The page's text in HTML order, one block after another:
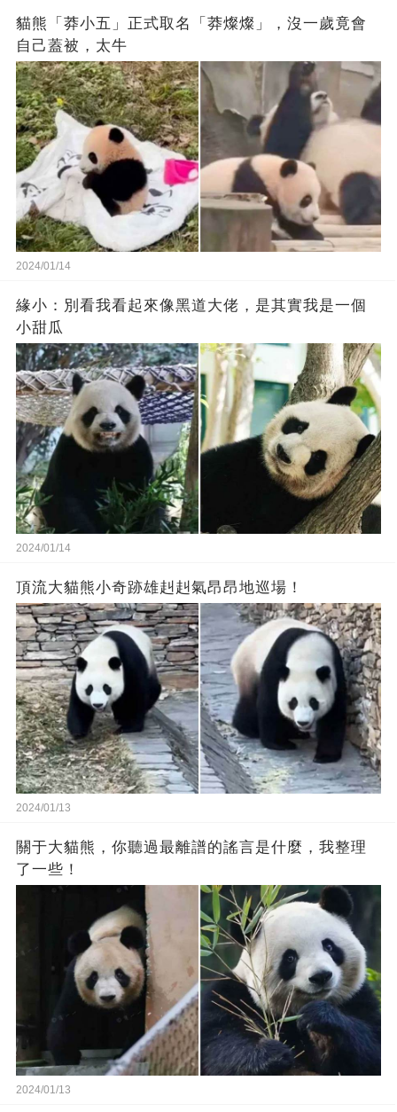
貓熊「莽小五」正式取名「莽燦燦」，沒一歲竟會
自己蓋被，太牛
2024/01/14
緣小：別看我看起來‬像‬黑道‬大佬‬，是其實我是一個
小甜瓜‬
2024/01/14
頂流大貓熊小奇跡雄赳赳氣昂昂地巡場！
2024/01/13
關于大貓熊，你聽過最離譜的謠言是什麼，我整理
了一些！
2024/01/13